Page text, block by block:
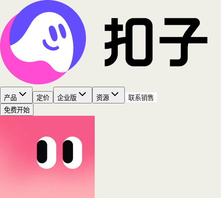
产品 定价 企业版 资源
联系销售
免费开始